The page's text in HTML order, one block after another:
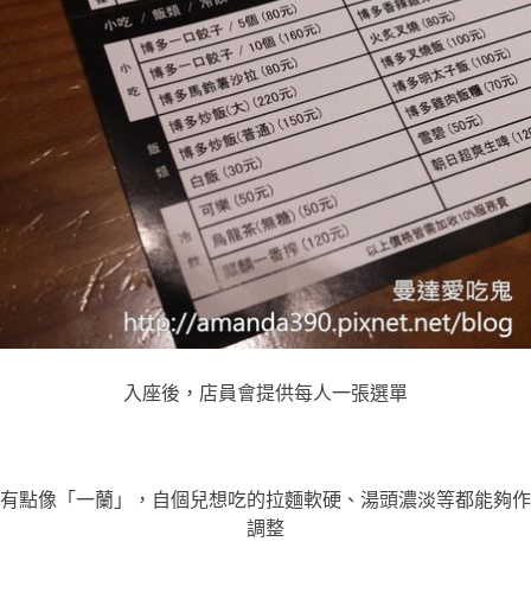
入座後，店員會提供每人一張選單
有點像「一蘭」，自個兒想吃的拉麵軟硬、湯頭濃淡等都能夠作
調整